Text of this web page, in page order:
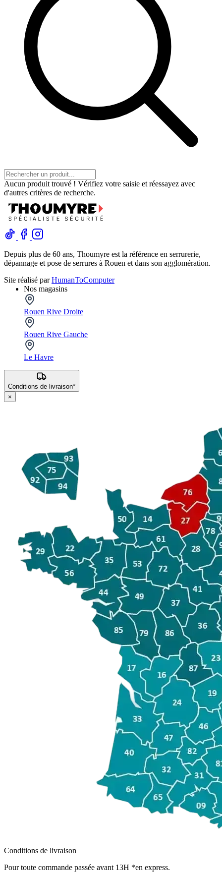
Aucun produit trouvé ! Vérifiez votre saisie et réessayez avec
d'autres critères de recherche.
Depuis plus de 60 ans, Thoumyre est la référence en serrurerie,
dépannage et pose de serrures à Rouen et dans son agglomération.
Site réalisé parHumanToComputer
Nos magasins
Rouen Rive Droite
Rouen Rive Gauche
Le Havre
Conditions de livraison*
×
Conditions de livraison
Pour toute commande passée avant 13H *en express.